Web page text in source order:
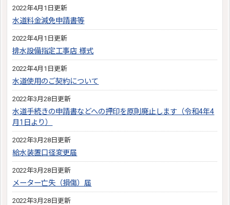
2022年4月1日更新
水道料金減免申請書等
2022年4月1日更新
排水設備指定工事店 様式
2022年4月1日更新
水道使用のご契約について
2022年3月28日更新
水道手続きの申請書などへの押印を原則廃止します（令和4年4
月1日より）
2022年3月28日更新
給水装置口径変更届
2022年3月28日更新
メーター亡失（損傷）届
2022年3月28日更新